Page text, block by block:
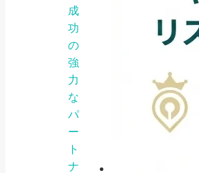
成
功
の
強
力
な
パ
ー
ト
ナ